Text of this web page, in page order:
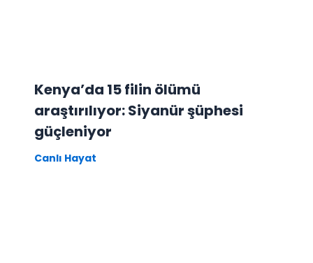
Kenya’da 15 filin ölümü
araştırılıyor: Siyanür şüphesi
güçleniyor
Canlı Hayat